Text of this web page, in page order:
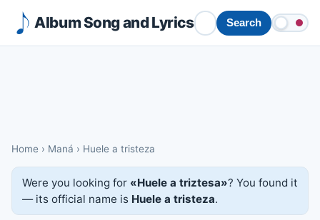
Album Song and Lyrics Search
Home › Maná › Huele a tristeza
Were you looking for «Huele a triztesa»? You found it
— its official name is Huele a tristeza.